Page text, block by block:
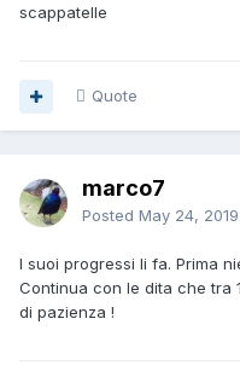
scappatelle
Quote
marco7
Posted May 24, 2019
I suoi progressi li fa. Prima
Continua con le dita che tra
di pazienza !